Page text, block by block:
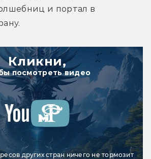
и портал в
Кликни,
посмотреть видео
других стран ничего не тормозит